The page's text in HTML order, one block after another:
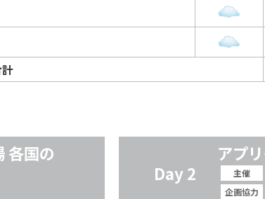
各国の
Day 2
アプ
主催
企画協力